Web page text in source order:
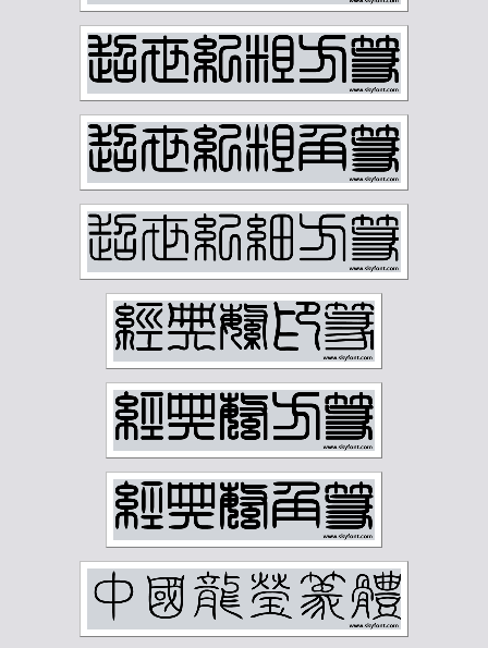
张大千 张大壮
张宗祥
徐三庚 徐世昌
徐悲鸿
徐燕孙 徐生翁
方介堪
易孺 曾熙
朱复戡
李叔同 李可染
李瑞清
李苦禅 李葆恂
来楚生
林散之 林纾
林风眠
汪鸣銮 沈尹默
沈曾植
沙孟海 河海霞
溥儒
潘天寿 王世镗
王个簃
王懿荣 王梦白
王森然
王蘧常 王遐举
王震
石鲁 祁崑
祝嘉
秦咢生 程璋
章士钊
童雪鸿 端方
反字字典
简经纶 篆刻字典
经亨颐
罗振玉 罗福颐
翁同龢
胡佩衡 胡光炜
胡钁
萧劳 萧娴
萧蜕庵
萧龙士 董寿平
蒋汝藻
蔡鹤汀 蔡鹤洲
虚谷
裴景福 诸乐三
谢国桢
谢稚柳 谭延闿
费念慈